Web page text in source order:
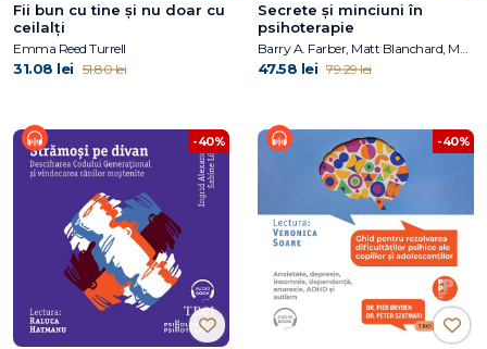
Fii bun cu tine și nu doar cu
ceilalți
Emma Reed Turrell
31.08 lei 51.80 lei
Secrete și minciuni în
psihoterapie
Barry A. Farber, Matt Blanchard, Melanie Love
47.58 lei 79.29 lei
-40% -40%